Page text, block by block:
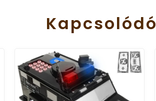
Kapcsolódó